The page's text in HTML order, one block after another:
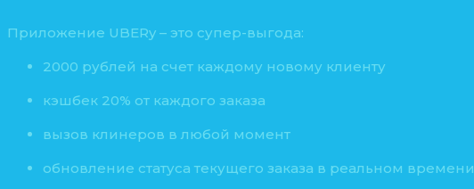
Приложение UBERy – это супер-выгода:
2000 рублей на счет каждому новому клиенту
кэшбек 20% от каждого заказа
вызов клинеров в любой момент
обновление статуса текущего заказа в реальном времени